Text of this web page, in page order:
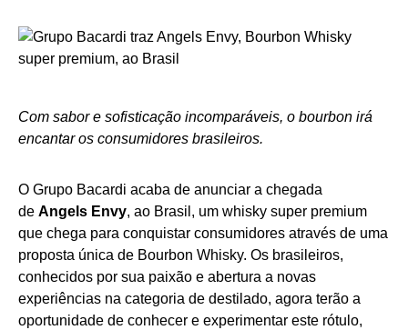
Com sabor e sofisticação incomparáveis, o bourbon irá
encantar os consumidores brasileiros.
O Grupo Bacardi acaba de anunciar a chegada
de Angels Envy, ao Brasil, um whisky super premium
que chega para conquistar consumidores através de uma
proposta única de Bourbon Whisky. Os brasileiros,
conhecidos por sua paixão e abertura a novas
experiências na categoria de destilado, agora terão a
oportunidade de conhecer e experimentar este rótulo,